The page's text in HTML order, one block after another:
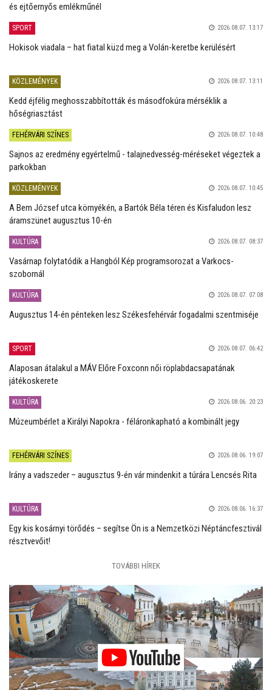
és ejtőernyős emlékműnél
SPORT 2026.08.07. 13:17
Hokisok viadala – hat fiatal küzd meg a Volán-keretbe kerülésért
KÖZLEMÉNYEK 2026.08.07. 13:11
Kedd éjfélig meghosszabbították és másodfokúra mérséklik a
hőségriasztást
FEHÉRVÁRI SZÍNES 2026.08.07. 10:48
Sajnos az eredmény egyértelmű - talajnedvesség-méréseket végeztek a
parkokban
KÖZLEMÉNYEK 2026.08.07. 10:45
A Bem József utca környékén, a Bartók Béla téren és Kisfaludon lesz
áramszünet augusztus 10-én
KULTÚRA 2026.08.07. 08:37
Vasárnap folytatódik a Hangból Kép programsorozat a Varkocs-
szobornál
KULTÚRA 2026.08.07. 07:08
Augusztus 14-én pénteken lesz Székesfehérvár fogadalmi szentmiséje
SPORT 2026.08.07. 06:42
Alaposan átalakul a MÁV Előre Foxconn női röplabdacsapatának
játékoskerete
KULTÚRA 2026.08.06. 20:23
Múzeumbérlet a Királyi Napokra - féláronkapható a kombinált jegy
FEHÉRVÁRI SZÍNES 2026.08.06. 19:07
Irány a vadszeder – augusztus 9-én vár mindenkit a túrára Lencsés Rita
KULTÚRA 2026.08.06. 16:37
Egy kis kosárnyi törődés – segítse Ön is a Nemzetközi Néptáncfesztivál
résztvevőit!
TOVÁBBI HÍREK